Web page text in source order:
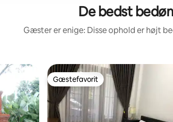
De bedst
Gæster er enige: Disse ophold er højt
Gæstefavorit
Gæstefavorit